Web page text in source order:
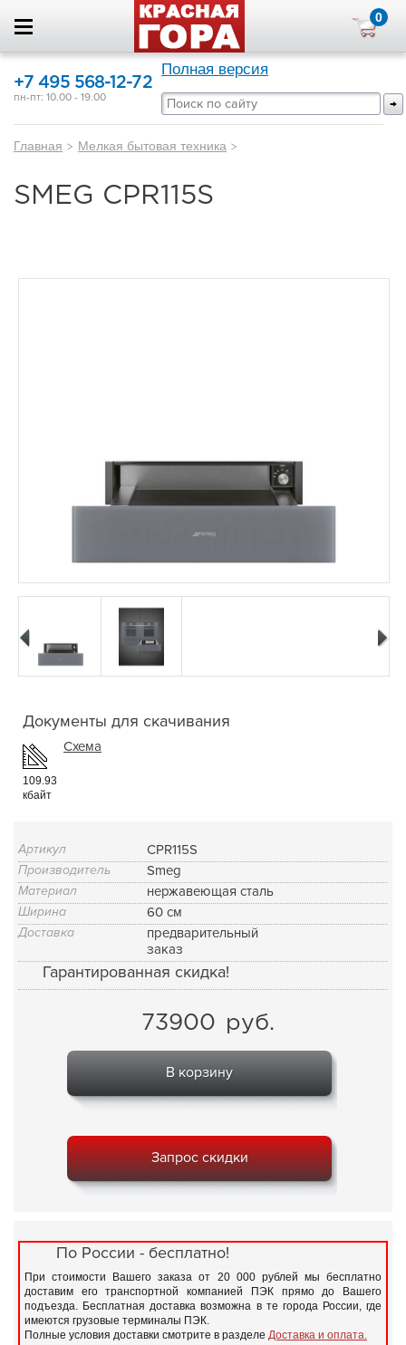
0
+7 495 568-12-72
пн-пт: 10.00 - 19.00
Полная версия
Главная > Мелкая бытовая техника >
SMEG CPR115S
Документы для скачивания
109.93
кбайт
Схема
Артикул CPR115S
Производитель Smeg
Материал нержавеющая сталь
Ширина 60 см
Доставка
предварительный
заказ
Гарантированная скидка!
73900 руб.
В корзину
Запрос скидки
По России - бесплатно!
При стоимости Вашего заказа от 20 000 рублей мы бесплатно
доставим его транспортной компанией ПЭК прямо до Вашего
подъезда. Бесплатная доставка возможна в те города России, где
имеются грузовые терминалы ПЭК.
Полные условия доставки смотрите в разделе Доставка и оплата.